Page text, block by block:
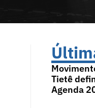
Tietê
Agenda